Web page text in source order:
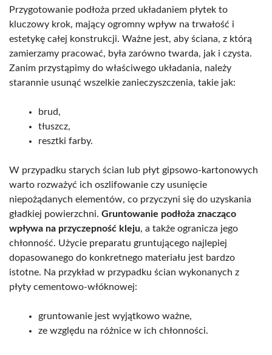
Przygotowanie podłoża przed układaniem płytek to
kluczowy krok, mający ogromny wpływ na trwałość i
estetykę całej konstrukcji. Ważne jest, aby ściana, z którą
zamierzamy pracować, była zarówno twarda, jak i czysta.
Zanim przystąpimy do właściwego układania, należy
starannie usunąć wszelkie zanieczyszczenia, takie jak:
brud,
tłuszcz,
resztki farby.
W przypadku starych ścian lub płyt gipsowo-kartonowych
warto rozważyć ich oszlifowanie czy usunięcie
niepożądanych elementów, co przyczyni się do uzyskania
gładkiej powierzchni. Gruntowanie podłoża znacząco
wpływa na przyczepność kleju, a także ogranicza jego
chłonność. Użycie preparatu gruntującego najlepiej
dopasowanego do konkretnego materiału jest bardzo
istotne. Na przykład w przypadku ścian wykonanych z
płyty cementowo-włóknowej:
gruntowanie jest wyjątkowo ważne,
ze względu na różnice w ich chłonności.